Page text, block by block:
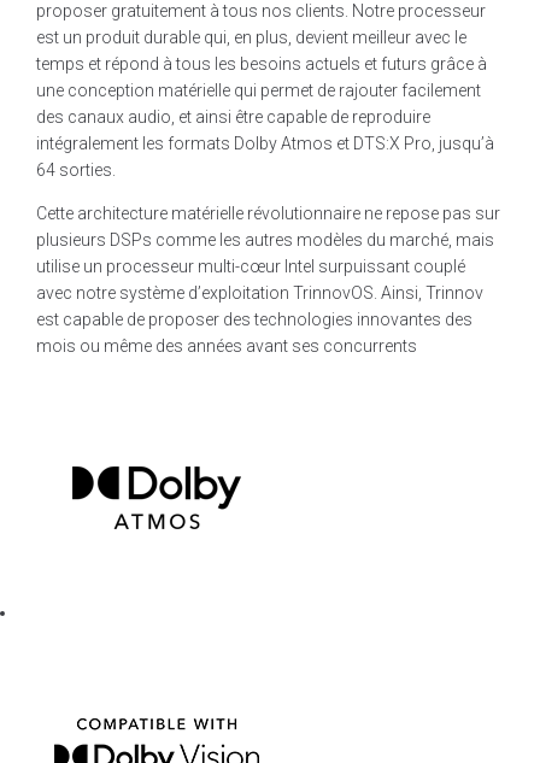
proposer gratuitement à tous nos clients. Notre processeur
est un produit durable qui, en plus, devient meilleur avec le
temps et répond à tous les besoins actuels et futurs grâce à
une conception matérielle qui permet de rajouter facilement
des canaux audio, et ainsi être capable de reproduire
intégralement les formats Dolby Atmos et DTS:X Pro, jusqu’à
64 sorties.
Cette architecture matérielle révolutionnaire ne repose pas sur
plusieurs DSPs comme les autres modèles du marché, mais
utilise un processeur multi-cœur Intel surpuissant couplé
avec notre système d’exploitation TrinnovOS. Ainsi, Trinnov
est capable de proposer des technologies innovantes des
mois ou même des années avant ses concurrents